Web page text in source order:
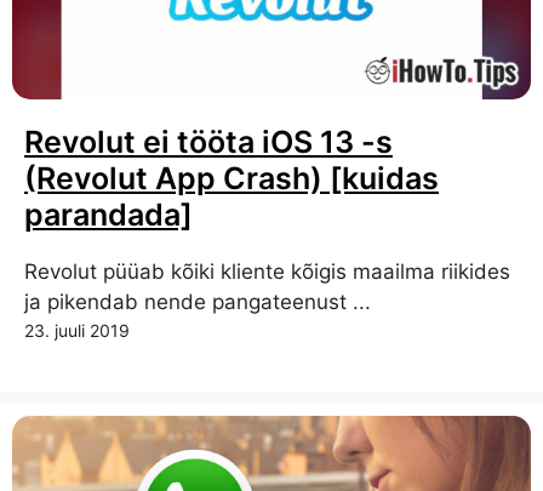
Revolut ei tööta iOS 13 -s
(Revolut App Crash) [kuidas
parandada]
Revolut püüab kõiki kliente kõigis maailma riikides
ja pikendab nende pangateenust ...
23. juuli 2019